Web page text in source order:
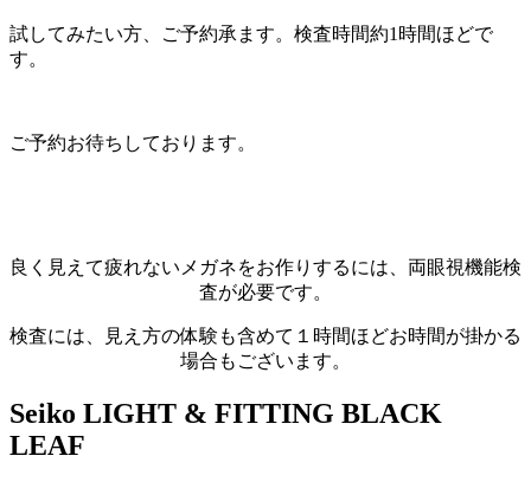
試してみたい方、ご予約承ます。検査時間約1時間ほどで
す。
ご予約お待ちしております。
良く見えて疲れないメガネをお作りするには、両眼視機能検
査が必要です。
検査には、見え方の体験も含めて１時間ほどお時間が掛かる
場合もございます。
Seiko LIGHT & FITTING BLACK
LEAF